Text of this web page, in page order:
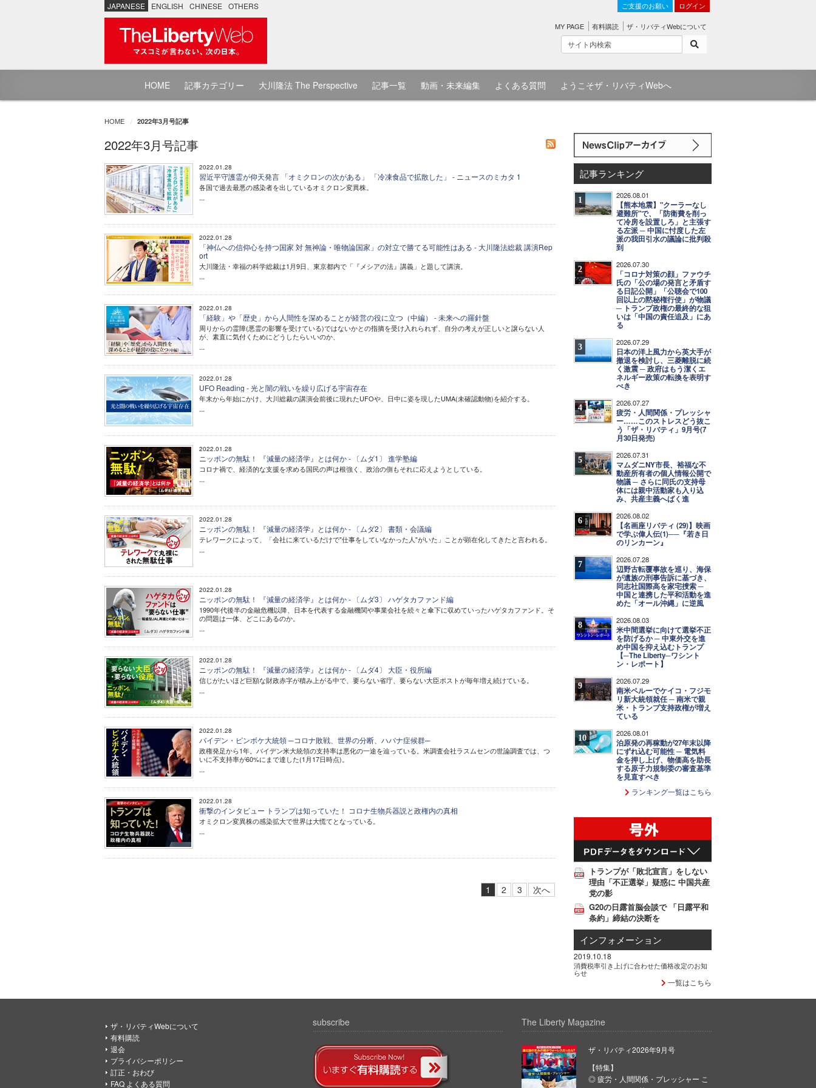
JAPANESE ENGLISH CHINESE OTHERS ご支援のお願い ログイン
MY PAGE 有料購読 ザ・リバティWebについて
HOME 記事カテゴリー 大川隆法 The Perspective 記事一覧 動画・未来編集 よくある質問 ようこそザ・リバティWebへ
HOME 2022年3月号記事
2022年3月号記事
2022.01.28
習近平守護霊が仰天発言 「オミクロンの次がある」 「冷凍食品で拡散した」 - ニュースのミカタ 1
各国で過去最悪の感染者を出しているオミクロン変異株。
...
2022.01.28
「神仏への信仰心を持つ国家 対 無神論・唯物論国家」の対立で勝てる可能性はある - 大川隆法総裁 講演Rep
ort
大川隆法・幸福の科学総裁は1月9日、東京都内で「『メシアの法』講義」と題して講演。
...
2022.01.28
「経験」や「歴史」から人間性を深めることが経営の役に立つ（中編） - 未来への羅針盤
周りからの霊障(悪霊の影響を受けている)ではないかとの指摘を受け入れられず、自分の考えが正しいと譲らない人
が、素直に気付くためにどうしたらいいのか、
...
2022.01.28
UFO Reading - 光と闇の戦いを繰り広げる宇宙存在
年末から年始にかけ、大川総裁の講演会前後に現れたUFOや、日中に姿を現したUMA(未確認動物)を紹介する。
...
2022.01.28
ニッポンの無駄！ 『減量の経済学』とは何か - 〔ムダ1〕 進学塾編
コロナ禍で、経済的な支援を求める国民の声は根強く、政治の側もそれに応えようとしている。
...
2022.01.28
ニッポンの無駄！ 『減量の経済学』とは何か - 〔ムダ2〕 書類・会議編
テレワークによって、「会社に来ているだけで"仕事をしていなかった人"がいた」ことが顕在化してきたと言われる。
...
2022.01.28
ニッポンの無駄！ 『減量の経済学』とは何か - 〔ムダ3〕 ハゲタカファンド編
1990年代後半の金融危機以降、日本を代表する金融機関や事業会社を続々と傘下に収めていったハゲタカファンド。そ
の問題は一体、どこにあるのか。
...
2022.01.28
ニッポンの無駄！ 『減量の経済学』とは何か - 〔ムダ4〕 大臣・役所編
信じがたいほど巨額な財政赤字が積み上がる中で、要らない省庁、要らない大臣ポストが毎年増え続けている。
...
2022.01.28
バイデン・ピンボケ大統領 ─コロナ敗戦、世界の分断、ハバナ症候群─
政権発足から1年。バイデン米大統領の支持率は悪化の一途を辿っている。米調査会社ラスムセンの世論調査では、つ
いに不支持率が60%にまで達した(1月17日時点)。
...
2022.01.28
衝撃のインタビュー トランプは知っていた！ コロナ生物兵器説と政権内の真相
オミクロン変異株の感染拡大で世界は大慌てとなっている。
...
1 2 3 次へ
記事ランキング
1 2026.08.01
【熊本地震】"クーラーなし
避難所"で、「防衛費を削っ
て冷房を設置しろ」と主張す
る左派 ─ 中国に忖度した左
派の我田引水の議論に批判殺
到
2 2026.07.30
「コロナ対策の顔」ファウチ
氏の「公の場の発言と矛盾す
る日記公開」「公聴会で100
回以上の黙秘権行使」が物議
─ トランプ政権の最終的な狙
いは「中国の責任追及」にあ
る
3 2026.07.29
日本の洋上風力から英大手が
撤退を検討し、三菱離脱に続
く激震 ─ 政府はもう潔くエ
ネルギー政策の転換を表明す
べき
4 2026.07.27
疲労・人間関係・プレッシャ
ー……このストレスどう抜こ
う「ザ・リバティ」9月号(7
月30日発売)
5 2026.07.31
マムダニNY市長、裕福な不
動産所有者の個人情報公開で
物議 ─ さらに同氏の支持母
体には親中活動家も入り込
み、共産主義へばく進
6 2026.08.02
【名画座リバティ (29)】映画
で学ぶ偉人伝(1)──『若き日
のリンカーン』
7 2026.07.28
辺野古転覆事故を巡り、海保
が遺族の刑事告訴に基づき、
同志社国際高を家宅捜索 ─
中国と連携した平和活動を進
めた「オール沖縄」に逆風
8 2026.08.03
米中間選挙に向けて選挙不正
を防げるか ─ 中東外交を進
め中国を抑え込むトランプ
【─The Liberty─ワシント
ン・レポート】
9 2026.07.29
南米ペルーでケイコ・フジモ
リ新大統領就任 ─ 南米で親
米・トランプ支持政権が増え
ている
10 2026.08.01
泊原発の再稼動が27年末以降
にずれ込む可能性 ─ 電気料
金を押し上げ、物価高を助長
する原子力規制委の審査基準
を見直すべき
ランキング一覧はこちら
トランプが「敗北宣言」をしない
理由「不正選挙」疑惑に 中国共産
党の影
G20の日露首脳会談で 「日露平和
条約」締結の決断を
インフォメーション
2019.10.18
消費税率引き上げに合わせた価格改定のお知
らせ
一覧はこちら
ザ・リバティWebについて
有料購読
退会
プライバシーポリシー
訂正・おわび
FAQ よくある質問
subscribe The Liberty Magazine
ザ・リバティ2026年9月号
【特集】
◎ 疲労・人間関係・プレッシャー こ